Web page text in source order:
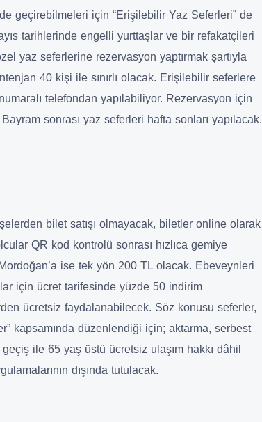
geçirebilmeleri için “Erişilebilir Yaz Seferleri” de
tarihlerinde engelli yurttaşlar ve bir refakatçileri
yaz seferlerine rezervasyon yaptırmak şartıyla
40 kişi ile sınırlı olacak. Erişilebilir seferlere
telefondan yapılabiliyor. Rezervasyon için
sonrası yaz seferleri hafta sonları yapılacak.
bilet satışı olmayacak, biletler online olarak
QR kod kontrolü sonrası hızlıca gemiye
ise tek yön 200 TL olacak. Ebeveynleri
için ücret tarifesinde yüzde 50 indirim
ücretsiz faydalanabilecek. Söz konusu seferler,
kapsamında düzenlendiği için; aktarma, serbest
ile 65 yaş üstü ücretsiz ulaşım hakkı dâhil
dışında tutulacak.